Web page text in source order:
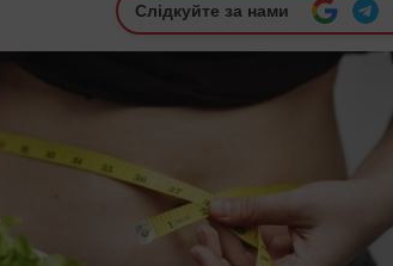
Слідкуйте за нами